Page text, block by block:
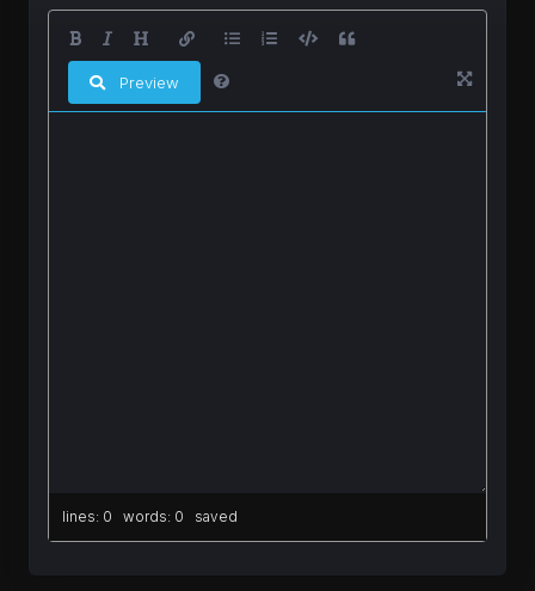
Preview
lines: 0 words: 0 saved